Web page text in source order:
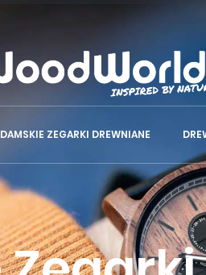
DAMSKIE ZEGARKI DREWNIANE